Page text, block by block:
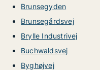
Brunsegyden
Brunsegårdsvej
Brylle Industrivej
Buchwaldsvej
Byghøjvej